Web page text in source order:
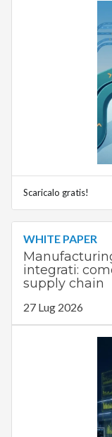
Scaricalo gratis!
WHITE PAPER
integrati:
supply chain
27 Lug 2026